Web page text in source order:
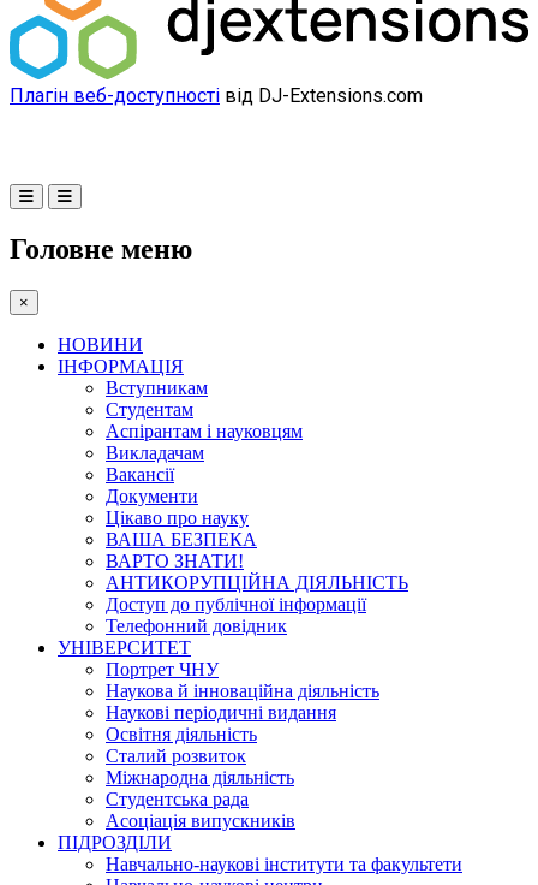
Плагін веб-доступності від DJ-Extensions.com
Головне меню
×
НОВИНИ
ІНФОРМАЦІЯ
Вступникам
Студентам
Аспірантам і науковцям
Викладачам
Вакансії
Документи
Цікаво про науку
ВАША БЕЗПЕКА
ВАРТО ЗНАТИ!
АНТИКОРУПЦІЙНА ДІЯЛЬНІСТЬ
Доступ до публічної інформації
Телефонний довідник
УНІВЕРСИТЕТ
Портрет ЧНУ
Наукова й інноваційна діяльність
Наукові періодичні видання
Освітня діяльність
Сталий розвиток
Міжнародна діяльність
Студентська рада
Асоціація випускників
ПІДРОЗДІЛИ
Навчально-наукові інститути та факультети